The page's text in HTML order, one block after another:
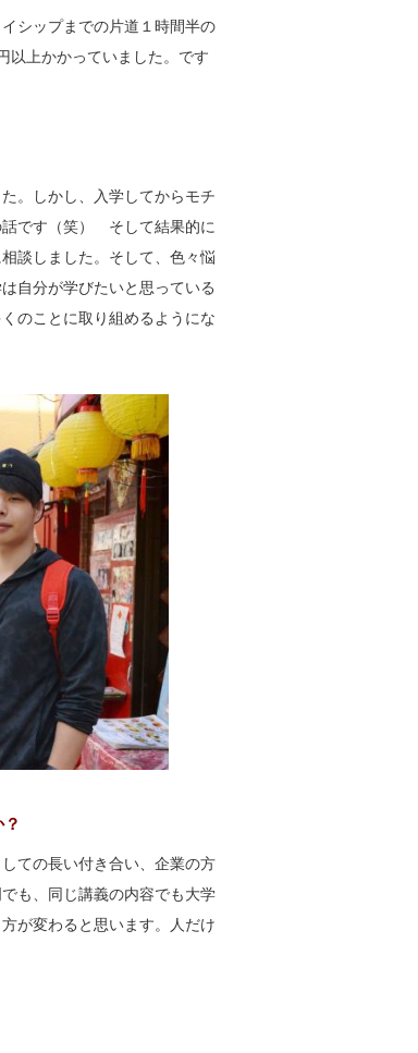
シップまでの片道１時間半の
以上かかっていました。です
。しかし、入学してからモチ
話です（笑） そして結果的に
談しました。そして、色々悩
自分が学びたいと思っている
のことに取り組めるようにな
ての長い付き合い、企業の方
も、同じ講義の内容でも大学
が変わると思います。人だけ